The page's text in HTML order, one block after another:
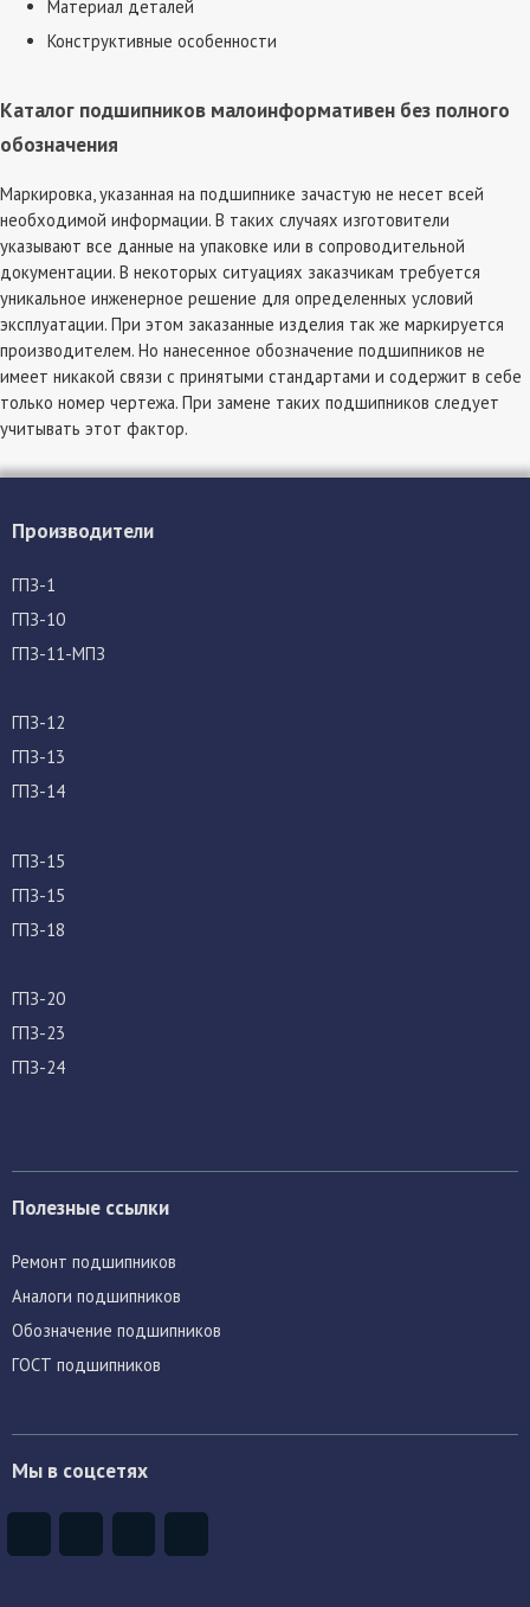
Материал деталей
Конструктивные особенности
Каталог подшипников малоинформативен без полного
обозначения
Маркировка, указанная на подшипнике зачастую не несет всей
необходимой информации. В таких случаях изготовители
указывают все данные на упаковке или в сопроводительной
документации. В некоторых ситуациях заказчикам требуется
уникальное инженерное решение для определенных условий
эксплуатации. При этом заказанные изделия так же маркируется
производителем. Но нанесенное обозначение подшипников не
имеет никакой связи с принятыми стандартами и содержит в себе
только номер чертежа. При замене таких подшипников следует
учитывать этот фактор.
Производители
ГПЗ-1
ГПЗ-10
ГПЗ-11-МПЗ
ГПЗ-12
ГПЗ-13
ГПЗ-14
ГПЗ-15
ГПЗ-15
ГПЗ-18
ГПЗ-20
ГПЗ-23
ГПЗ-24
Полезные ссылки
Ремонт подшипников
Аналоги подшипников
Обозначение подшипников
ГОСТ подшипников
Мы в соцсетях